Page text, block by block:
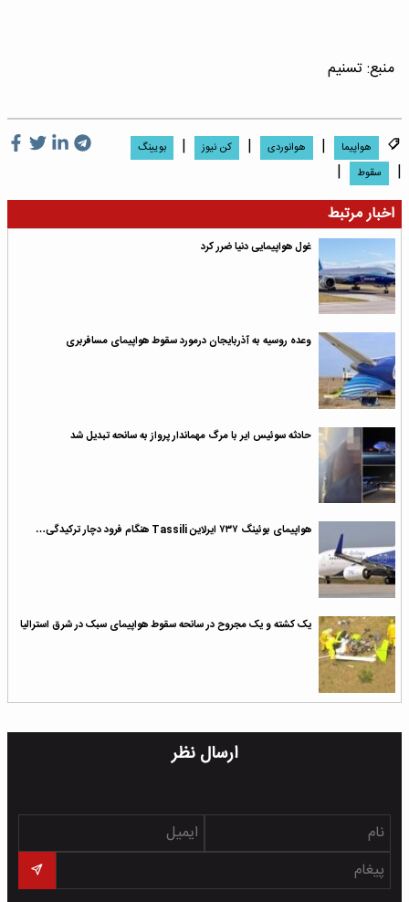
منبع:تسنیم
هواپیما | هوانوردی | کن نیوز | بویینگ
| سقوط
|
اخبار مرتبط
غول هواپیمایی دنیا ضرر کرد
وعده روسیه به آذربایجان درمورد سقوط هواپیمای مسافربری
حادثه سوئیس ایر با مرگ مهماندار پرواز به سانحه تبدیل شد
هواپیمای بوئینگ ۷۳۷ ایرلاین Tassili هنگام فرود دچار ترکیدگی…
یک کشته و یک مجروح در سانحه سقوط هواپیمای سبک در شرق استرالیا
ارسال نظر